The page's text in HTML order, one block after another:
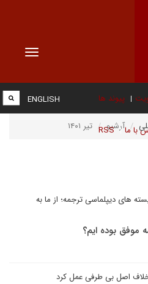
Toggle
پیوند ها
با ما RSS
ENGLISH
آرشیو تیر ۱۴۰۱
های دیپلماسی ترجمه؛ از ما به
موفق بوده ایم؟
اصل بی طرفی عمل کرد